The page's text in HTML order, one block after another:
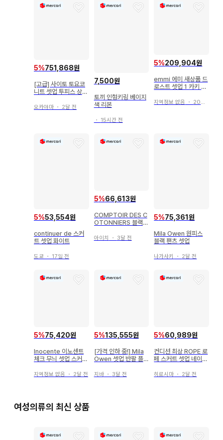
5%751,868원
[고급] 사이토 토요코
니트 셋업 투피스 상하
오카야마 ・ 2달 전
7,500원
토끼 인형키링 베이지
색 리본
・ 15시간 전
5%209,904원
emmi 에미 새상품 드
로스트 셋업 1 카키 발
지역정보 없음 ・ 20일 전
5%53,554원
continuer de 스커
트 셋업 화이트
도쿄 ・ 17일 전
5%66,613원
COMPTOIR DES C
OTONNIERS 블랙
아이치 ・ 3달 전
5%75,361원
Mila Owen 원피스
블랙 팬츠 셋업
나가사키 ・ 2달 전
5%75,420원
Inocente 이노센트
체크 무늬 셋업 스커트
지역정보 없음 ・ 2달 전
5%135,555원
[가격 인하 중!] Mila
Owen 셋업 반팔 플리
지바・ 3달 전
5%60,989원
컨디션 최상 ROPE 로
페 스커트 셋업 네이비
히로시마 ・ 2달 전
여성의류의 최신 상품